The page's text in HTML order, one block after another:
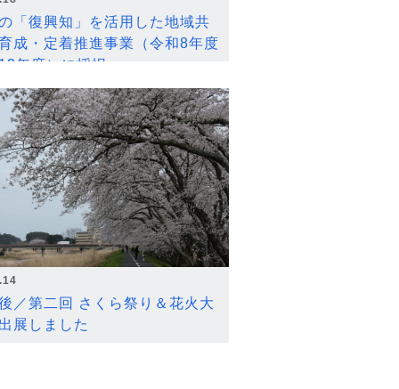
「復興知」を活用した地域共
成・定着推進事業（令和8年度
年度）に採択
／第二回 さくら祭り＆花火大
展しました